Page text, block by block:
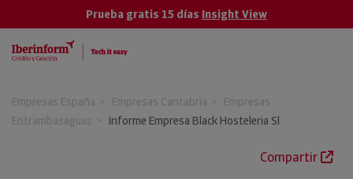
Prueba gratis 15 días Insight View
Empresas España Empresas Cantabria
Empresas
Entrambasaguas
Informe Empresa Black Hosteleria Sl
Compartir